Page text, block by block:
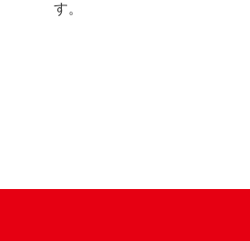
す。